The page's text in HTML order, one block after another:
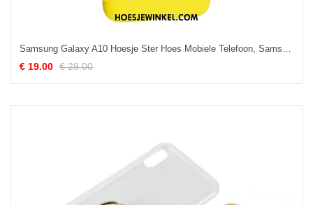
Samsung Galaxy A10 Hoesje Ster Hoes Mobiele Telefoon, Samsung Galaxy A10 Hoesje Hanger Ondersteuning
€ 19.00 € 28.00